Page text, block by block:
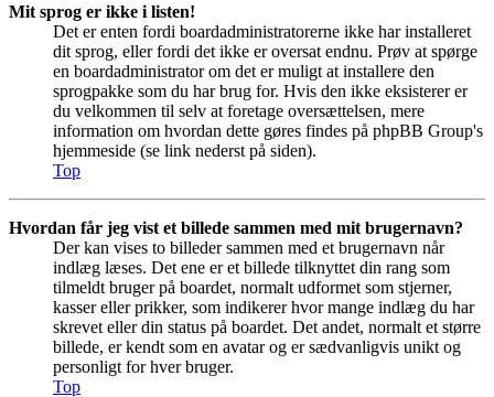
Mit sprog er ikke i listen!
Det er enten fordi boardadministratorerne ikke har installeret
dit sprog, eller fordi det ikke er oversat endnu. Prøv at spørge
en boardadministrator om det er muligt at installere den
sprogpakke som du har brug for. Hvis den ikke eksisterer er
du velkommen til selv at foretage oversættelsen, mere
information om hvordan dette gøres findes på phpBB Group's
hjemmeside (se link nederst på siden).
Top
Hvordan får jeg vist et billede sammen med mit brugernavn?
Der kan vises to billeder sammen med et brugernavn når
indlæg læses. Det ene er et billede tilknyttet din rang som
tilmeldt bruger på boardet, normalt udformet som stjerner,
kasser eller prikker, som indikerer hvor mange indlæg du har
skrevet eller din status på boardet. Det andet, normalt et større
billede, er kendt som en avatar og er sædvanligvis unikt og
personligt for hver bruger.
Top